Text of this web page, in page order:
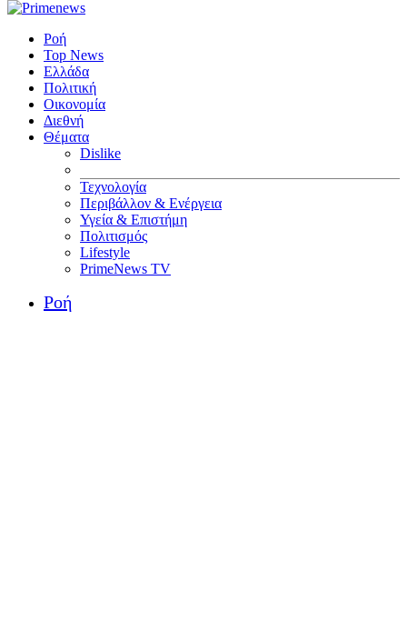
Ροή
Top News
Ελλάδα
Πολιτική
Οικονομία
Διεθνή
Θέματα
Dislike
Τεχνολογία
Περιβάλλον & Ενέργεια
Υγεία & Επιστήμη
Πολιτισμός
Lifestyle
PrimeNews TV
Ροή